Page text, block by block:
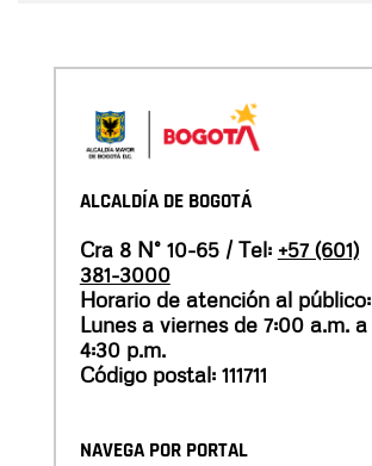
ALCALDÍA DE BOGOTÁ
Cra 8 N° 10-65 / Tel: +57 (601)
381-3000
Horario de atención al público:
Lunes a viernes de 7:00 a.m. a
4:30 p.m.
Código postal: 111711
NAVEGA POR PORTAL